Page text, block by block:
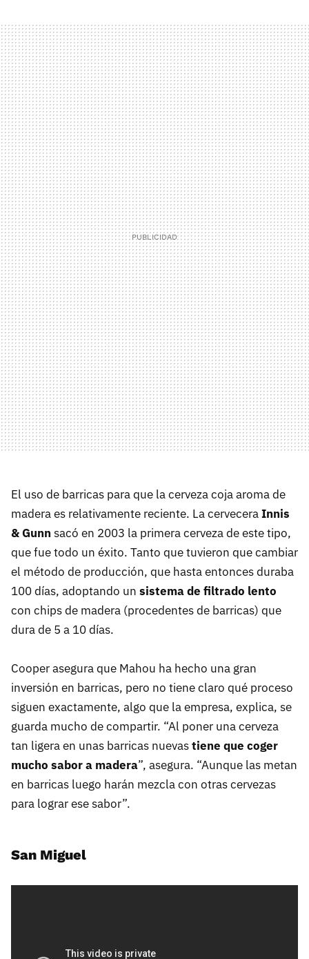
El uso de barricas para que la cerveza coja aroma de
madera es relativamente reciente. La cerveceraInnis
& Gunn sacó en 2003 la primera cerveza de este tipo,
que fue todo un éxito. Tanto que tuvieron que cambiar
el método de producción, que hasta entonces duraba
100 días, adoptando un sistema de filtrado lento
con chips de madera (procedentes de barricas) que
dura de 5 a 10 días.
Cooper asegura que Mahou ha hecho una gran
inversión en barricas, pero no tiene claro qué proceso
siguen exactamente, algo que la empresa, explica, se
guarda mucho de compartir. “Al poner una cerveza
tan ligera en unas barricas nuevastiene que coger
mucho sabor a madera”, asegura. “Aunque las metan
en barricas luego harán mezcla con otras cervezas
para lograr ese sabor”.
San Miguel